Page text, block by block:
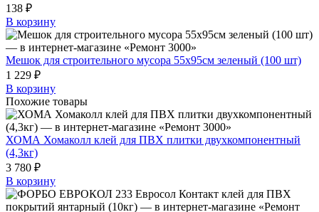
138 ₽
В корзину
Мешок для строительного мусора 55х95см зеленый (100 шт)
1 229 ₽
В корзину
Похожие товары
ХОМА Хомаколл клей для ПВХ плитки двухкомпонентный
(4,3кг)
3 780 ₽
В корзину